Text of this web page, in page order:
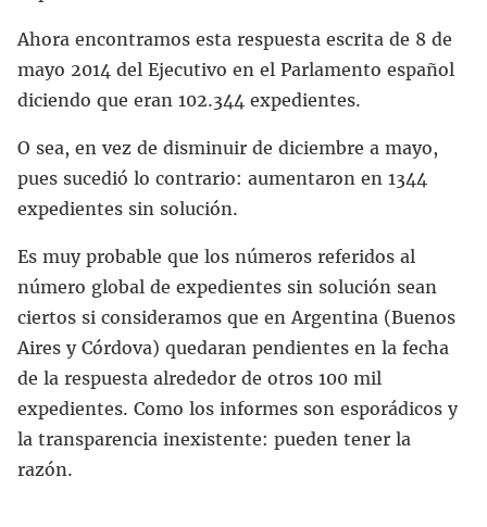
Ahora encontramos esta respuesta escrita de 8 de
mayo 2014 del Ejecutivo en el Parlamento español
diciendo que eran 102.344 expedientes.
O sea, en vez de disminuir de diciembre a mayo,
pues sucedió lo contrario: aumentaron en 1344
expedientes sin solución.
Es muy probable que los números referidos al
número global de expedientes sin solución sean
ciertos si consideramos que en Argentina (Buenos
Aires y Córdova) quedaran pendientes en la fecha
de la respuesta alrededor de otros 100 mil
expedientes. Como los informes son esporádicos y
la transparencia inexistente: pueden tener la
razón.